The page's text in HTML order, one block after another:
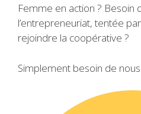
Femme en action ? Besoin
l’entrepreneuriat, tentée
rejoindre la coopérative ?
Simplement besoin de